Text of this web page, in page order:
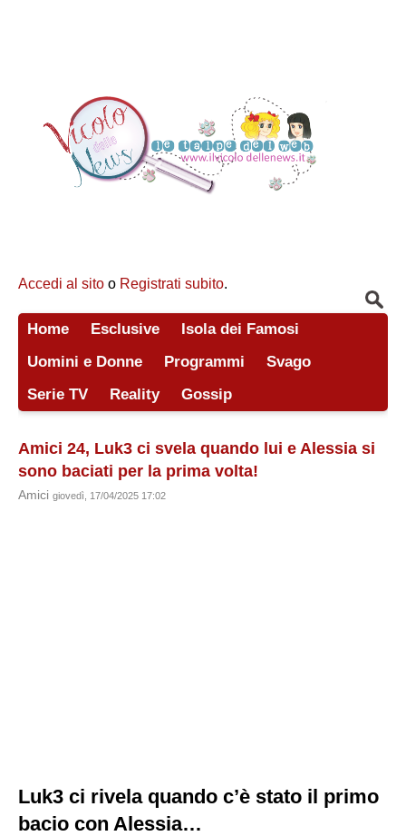
Accedi al sito o Registrati subito.
Home Esclusive
Isola dei Famosi
Uomini e Donne
Programmi
Svago
Serie TV
Reality Gossip
Amici 24, Luk3 ci svela quando lui e Alessia si
sono baciati per la prima volta!
Amici giovedì, 17/04/2025 17:02
Luk3 ci rivela quando c’è stato il primo
bacio con Alessia…